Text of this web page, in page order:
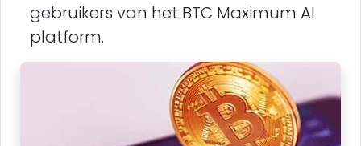
gebruikers van het BTC Maximum AI
platform.